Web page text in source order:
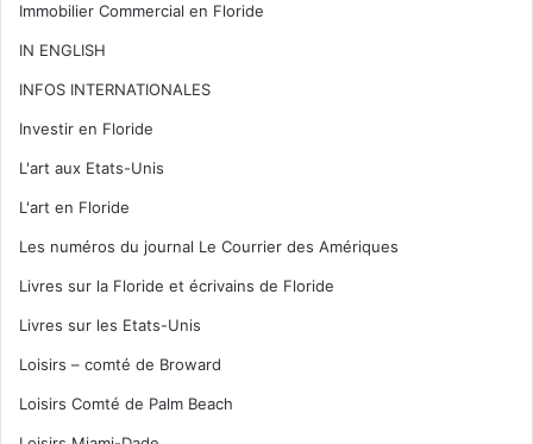
Immobilier Commercial en Floride
IN ENGLISH
INFOS INTERNATIONALES
Investir en Floride
L'art aux Etats-Unis
L'art en Floride
Les numéros du journal Le Courrier des Amériques
Livres sur la Floride et écrivains de Floride
Livres sur les Etats-Unis
Loisirs – comté de Broward
Loisirs Comté de Palm Beach